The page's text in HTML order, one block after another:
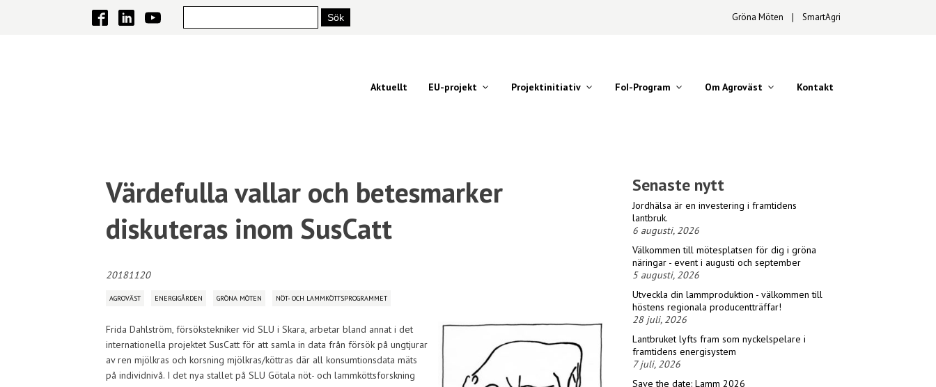
Gröna Möten ∣ SmartAgri
Aktuellt EU-projekt Projektinitiativ FoI-Program Om Agroväst Kontakt
Värdefulla vallar och betesmarker
diskuteras inom SusCatt
20181120
AGROVÄST ENERGIGÅRDEN GRÖNA MÖTEN NÖT- OCH LAMMKÖTTSPROGRAMMET
Frida Dahlström, försökstekniker vid SLU i Skara, arbetar bland annat i det
internationella projektet SusCatt för att samla in data från försök på ungtjurar
av ren mjölkras och korsning mjölkras/köttras där all konsumtionsdata mäts
på individnivå. I det nya stallet på SLU Götala nöt- och lammköttsforskning
Senaste nytt
Jordhälsa är en investering i framtidens
lantbruk.
6 augusti, 2026
Välkommen till mötesplatsen för dig i gröna
näringar - event i augusti och september
5 augusti, 2026
Utveckla din lammproduktion - välkommen till
höstens regionala producentträffar!
28 juli, 2026
Lantbruket lyfts fram som nyckelspelare i
framtidens energisystem
7 juli, 2026
Save the date: Lamm 2026